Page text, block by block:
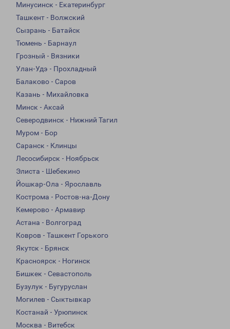
Минусинск - Екатеринбург
Ташкент - Волжский
Сызрань - Батайск
Тюмень - Барнаул
Грозный - Вязники
Улан-Удэ - Прохладный
Балаково - Саров
Казань - Михайловка
Минск - Аксай
Северодвинск - Нижний Тагил
Муром - Бор
Саранск - Клинцы
Лесосибирск - Ноябрьск
Элиста - Шебекино
Йошкар-Ола - Ярославль
Кострома - Ростов-на-Дону
Кемерово - Армавир
Астана - Волгоград
Ковров - Ташкент Горького
Якутск - Брянск
Красноярск - Ногинск
Бишкек - Севастополь
Бузулук - Бугуруслан
Могилев - Сыктывкар
Костанай - Урюпинск
Москва - Витебск